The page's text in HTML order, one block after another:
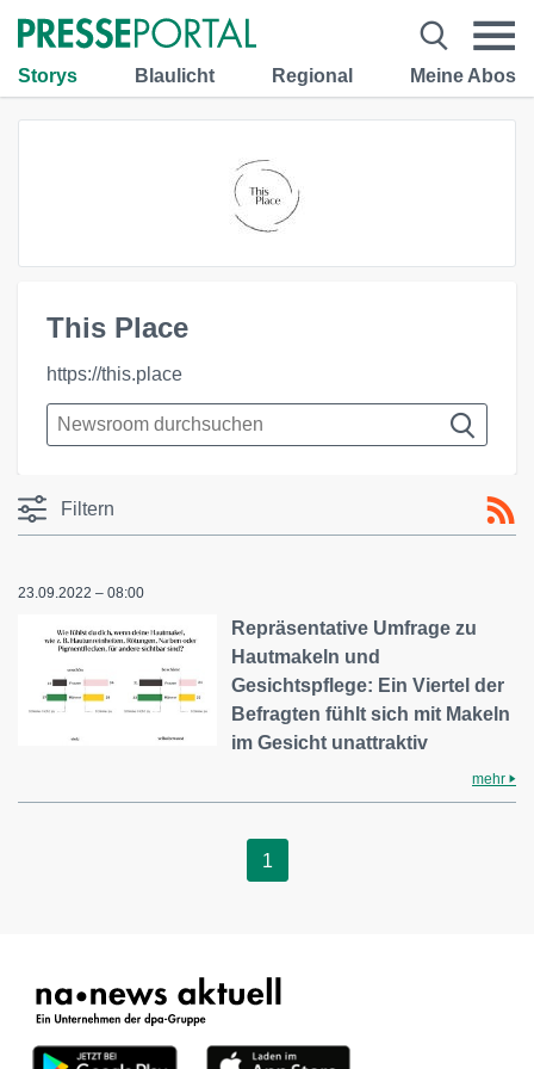
Storys Blaulicht Regional Meine Abos
This Place
https://this.place
Filtern
23.09.2022 – 08:00
Repräsentative Umfrage zu
Hautmakeln und
Gesichtspflege: Ein Viertel der
Befragten fühlt sich mit Makeln
im Gesicht unattraktiv
mehr
1